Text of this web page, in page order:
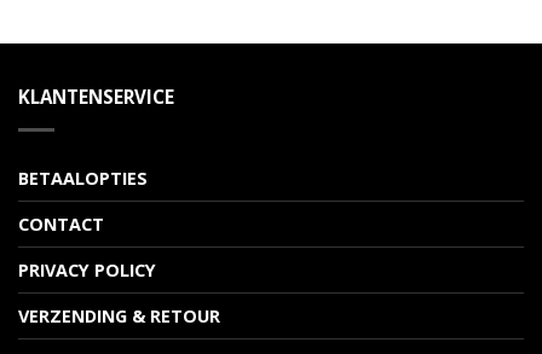
KLANTENSERVICE
BETAALOPTIES
CONTACT
PRIVACY POLICY
VERZENDING & RETOUR